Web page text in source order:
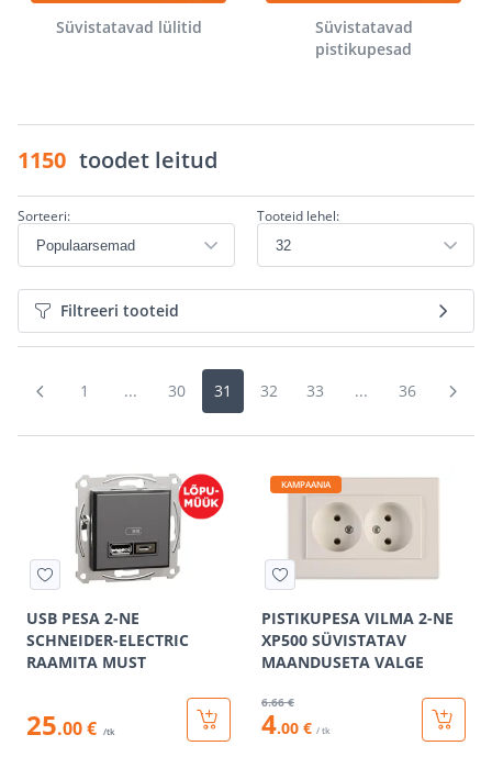
Süvistatavad lülitid
Süvistatavad
pistikupesad
1150 toodet leitud
Sorteeri: Tooteid lehel:
Filtreeri tooteid
1 ... 30 31 32 33 ... 36
USB PESA 2-NE
SCHNEIDER-ELECTRIC
RAAMITA MUST
25.00 € /tk
KAMPAANIA
PISTIKUPESA VILMA 2-NE
XP500 SÜVISTATAV
MAANDUSETA VALGE
6.66 €
4.00 € / tk